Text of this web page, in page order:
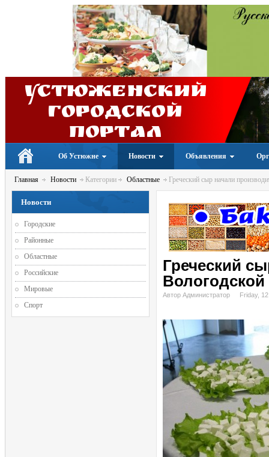
Устюженский
Городской
портал
Об Устюжне Новости Объявления
Главная Новости Категории Областные Греческий сыр начали
Греческий
Вологодской
Автор Администратор Friday,
Новости
Городские
Районные
Областные
Российские
Мировые
Спорт